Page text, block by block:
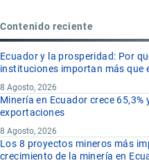
Contenido reciente
Ecuador y la prosperidad: Por
instituciones importan más que
8 Agosto, 2026
Minería en Ecuador crece
exportaciones
8 Agosto, 2026
Los 8 proyectos mineros más
crecimiento de la minería en